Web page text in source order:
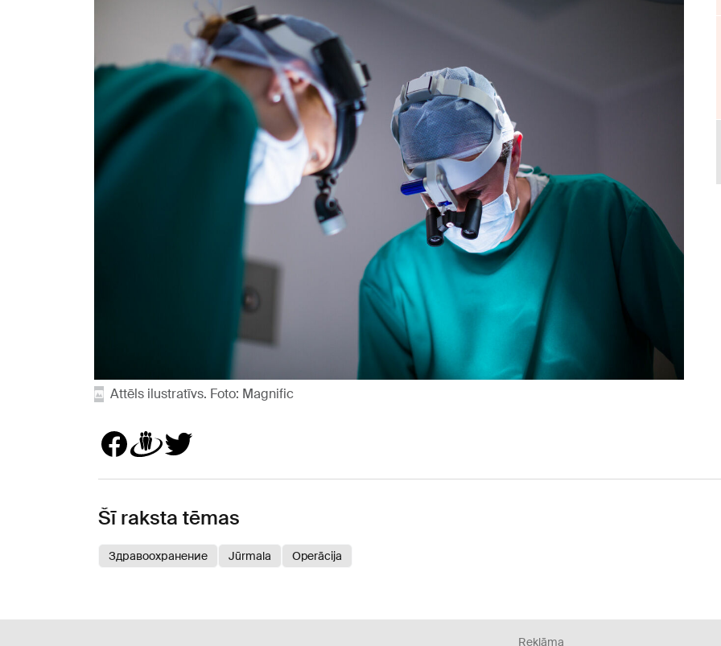
Attēls ilustratīvs. Foto: Magnific
Šī raksta tēmas
Здравоохранение Jūrmala Operācija
Reklāma